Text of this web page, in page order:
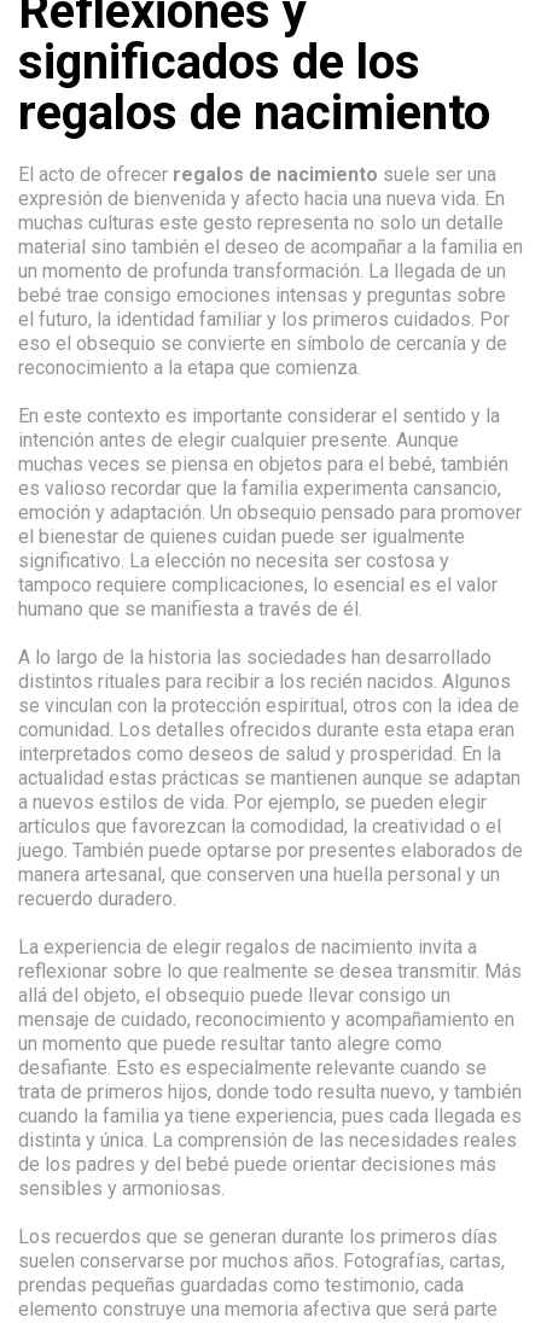
Reflexiones y
significados de los
regalos de nacimiento
El acto de ofrecer regalos de nacimiento suele ser una
expresión de bienvenida y afecto hacia una nueva vida. En
muchas culturas este gesto representa no solo un detalle
material sino también el deseo de acompañar a la familia en
un momento de profunda transformación. La llegada de un
bebé trae consigo emociones intensas y preguntas sobre
el futuro, la identidad familiar y los primeros cuidados. Por
eso el obsequio se convierte en símbolo de cercanía y de
reconocimiento a la etapa que comienza.
En este contexto es importante considerar el sentido y la
intención antes de elegir cualquier presente. Aunque
muchas veces se piensa en objetos para el bebé, también
es valioso recordar que la familia experimenta cansancio,
emoción y adaptación. Un obsequio pensado para promover
el bienestar de quienes cuidan puede ser igualmente
significativo. La elección no necesita ser costosa y
tampoco requiere complicaciones, lo esencial es el valor
humano que se manifiesta a través de él.
A lo largo de la historia las sociedades han desarrollado
distintos rituales para recibir a los recién nacidos. Algunos
se vinculan con la protección espiritual, otros con la idea de
comunidad. Los detalles ofrecidos durante esta etapa eran
interpretados como deseos de salud y prosperidad. En la
actualidad estas prácticas se mantienen aunque se adaptan
a nuevos estilos de vida. Por ejemplo, se pueden elegir
artículos que favorezcan la comodidad, la creatividad o el
juego. También puede optarse por presentes elaborados de
manera artesanal, que conserven una huella personal y un
recuerdo duradero.
La experiencia de elegir regalos de nacimiento invita a
reflexionar sobre lo que realmente se desea transmitir. Más
allá del objeto, el obsequio puede llevar consigo un
mensaje de cuidado, reconocimiento y acompañamiento en
un momento que puede resultar tanto alegre como
desafiante. Esto es especialmente relevante cuando se
trata de primeros hijos, donde todo resulta nuevo, y también
cuando la familia ya tiene experiencia, pues cada llegada es
distinta y única. La comprensión de las necesidades reales
de los padres y del bebé puede orientar decisiones más
sensibles y armoniosas.
Los recuerdos que se generan durante los primeros días
suelen conservarse por muchos años. Fotografías, cartas,
prendas pequeñas guardadas como testimonio, cada
elemento construye una memoria afectiva que será parte